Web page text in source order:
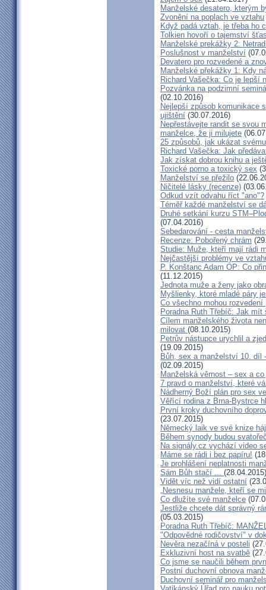
Manželské desatero, kterým
Zvonění na poplach ve vztahu
Když padá vztah, je třeba ho
Tolkien hovoří o tajemství
Manželské prekážky 2:
Poslušnost v manželství
Devatero pro rozvedené a
Manželské překážky 1: Kdy
Richard Vašečka: Co je lepší
Pozvánka na podzimní
(02.10.2016)
Nejlepší způsob komunikace
ujištění (30.07.2016)
Nepřestávejte randit se svou
manželce, že ji milujete
25 způsobů, jak ukázat
Richard Vašečka: Jak
Jak získat dobrou knihu a
Toxické porno a toxický sex
Manželství se přežilo
Ničitelé lásky (recenze)
Odkud vzít odvahu říct "ano"?
Téměř každé manželství se
Druhé setkání kurzu
(07.04.2016)
Sebedarování - cesta
Recenze: Pobořený chrám
Studie: Muže, kteří mají rádi
Nejčastější problémy ve
P. Konštanc Adam OP: Co
(11.12.2015)
Jednota muže a ženy jako
Myšlienky, ktoré mladé páry
Co všechno mohou
Poradna Ruth Třebíč: Jak
Cílem manželského života
milovat (08.10.2015)
Petrův nástupce urychlil a
(19.09.2015)
Bůh, sex a manželství 10. díl
(02.09.2015)
Manželská věrnost – sex a
7 pravd o manželství, které
Nádherný Boží plán pro sex
Věřící rodina z Brna-Bystrce
První kroky duchovního
(23.07.2015)
Německý laik ve své knize
Během synody budou
Na signály.cz vychází video
Máme se rádi i bez papíru!
Je prohlášení neplatnosti
Sám Bůh stačí ... (28.04.2015)
Vidět víc než vidí ostatní
„Nesnesu manžele, kteří se
Co dlužíte své manželce
Jestliže chcete dát správný
(05.03.2015)
Poradna Ruth Třebíč:
"Odpovědné rodičovství" v
Nevěra nezačíná v posteli
Exkluzivní host na svatbě
Co jsme se naučili během
Postní duchovní obnova
Duchovní seminář pro